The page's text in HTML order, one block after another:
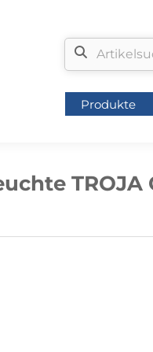
Produkte
TROJA
Produkte